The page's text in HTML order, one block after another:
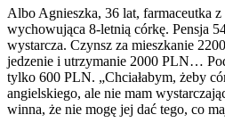
Albo Agnieszka, 36 lat, farmaceutka
wychowująca 8-letnią córkę. Pensja
wystarcza. Czynsz za mieszkanie
jedzenie i utrzymanie 2000 PLN…
tylko 600 PLN. „Chciałabym, żeby
angielskiego, ale nie mam
winna, że nie mogę jej dać tego, co